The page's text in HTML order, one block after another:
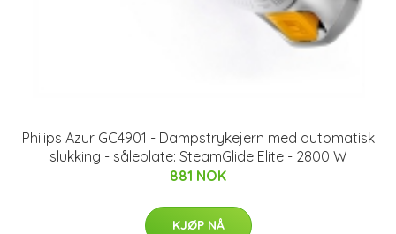
Philips Azur GC4901 - Dampstrykejern med automatisk
slukking - såleplate: SteamGlide Elite - 2800 W
881 NOK
KJØP NÅ